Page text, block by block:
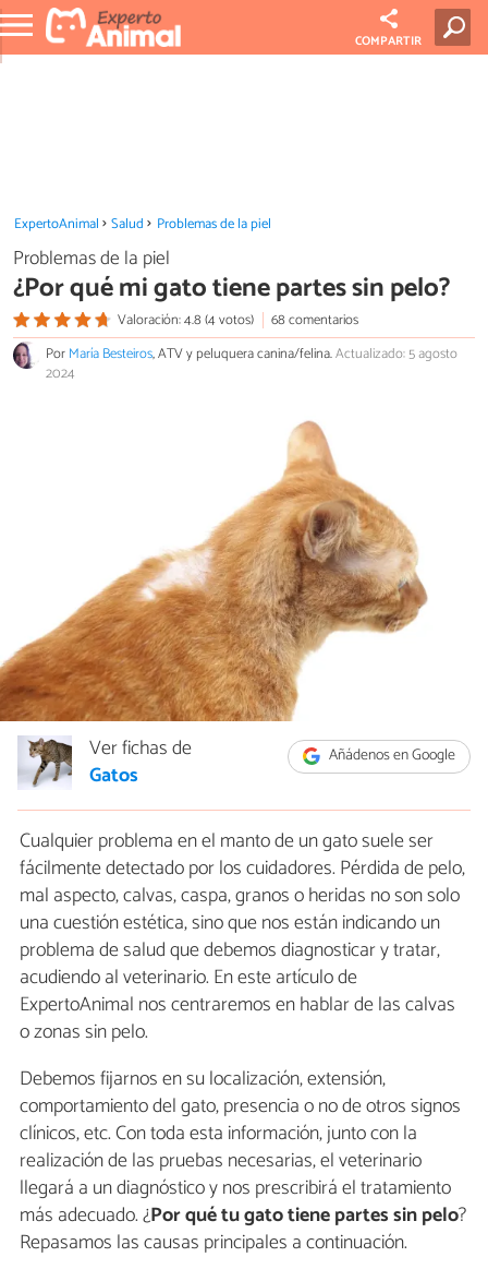
COMPARTIR
ExpertoAnimal Salud Problemas de la piel
Problemas de la piel
¿Por qué mi gato tiene partes sin pelo?
Valoración: 4.8 (4 votos)
68 comentarios
PorMaría Besteiros, ATV y peluquera canina/felina.Actualizado: 5 agosto
2024
Añádenos en Google
Ver fichas de
Gatos
Cualquier problema en el manto de un gato suele ser
fácilmente detectado por los cuidadores. Pérdida de pelo,
mal aspecto, calvas, caspa, granos o heridas no son solo
una cuestión estética, sino que nos están indicando un
problema de salud que debemos diagnosticar y tratar,
acudiendo al veterinario. En este artículo de
ExpertoAnimal nos centraremos en hablar de las calvas
o zonas sin pelo.
Debemos fijarnos en su localización, extensión,
comportamiento del gato, presencia o no de otros signos
clínicos, etc. Con toda esta información, junto con la
realización de las pruebas necesarias, el veterinario
llegará a un diagnóstico y nos prescribirá el tratamiento
más adecuado. ¿Por qué tu gato tiene partes sin pelo?
Repasamos las causas principales a continuación.